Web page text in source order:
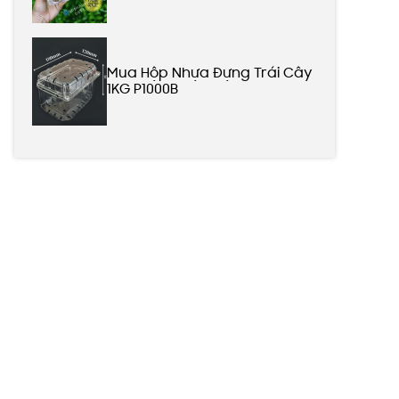
Mua Hộp Nhựa Đựng Trái Cây
1KG P1000B